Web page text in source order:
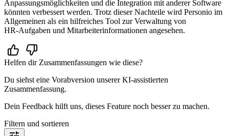
Anpassungsmöglichkeiten und die Integration mit anderer Software
könnten verbessert werden. Trotz dieser Nachteile wird Personio im
Allgemeinen als ein hilfreiches Tool zur Verwaltung von
HR‑Aufgaben und Mitarbeiterinformationen angesehen.
Helfen dir Zusammenfassungen wie diese?
Du siehst eine Vorabversion unserer KI-assistierten
Zusammenfassung.
Dein Feedback hilft uns, dieses Feature noch besser zu machen.
Filtern und sortieren